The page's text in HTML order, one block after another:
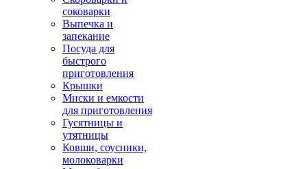
соковарки
Выпечка и
запекание
Посуда для
быстрого
приготовления
Крышки
Миски и емкости
для приготовления
Гусятницы и
утятницы
Ковши, соусники,
молоковарки